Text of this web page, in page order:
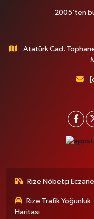
2005'ten bu
Atatürk Cad.
Rize Nöbetçi
Rize Trafik Yoğunluk
Haritası